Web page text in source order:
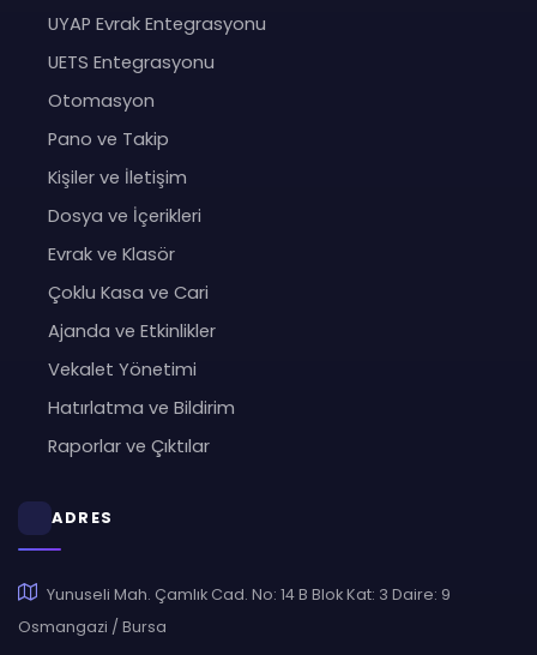
UYAP Evrak Entegrasyonu
UETS Entegrasyonu
Otomasyon
Pano ve Takip
Kişiler ve İletişim
Dosya ve İçerikleri
Evrak ve Klasör
Çoklu Kasa ve Cari
Ajanda ve Etkinlikler
Vekalet Yönetimi
Hatırlatma ve Bildirim
Raporlar ve Çıktılar
ADRES
Yunuseli Mah. Çamlık Cad. No: 14 B Blok Kat: 3 Daire: 9
Osmangazi / Bursa